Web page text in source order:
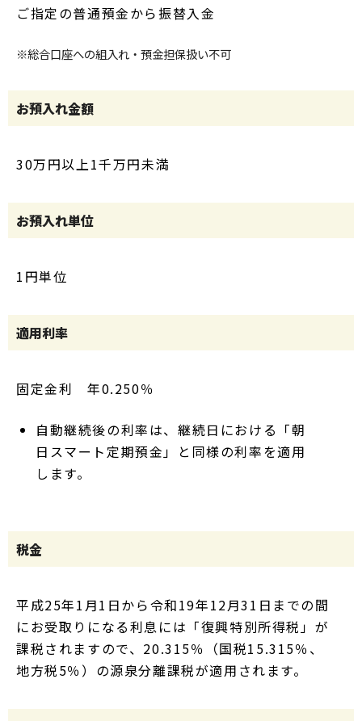
ご指定の普通預金から振替入金
※総合口座への組入れ・預金担保扱い不可
お預入れ金額
30万円以上1千万円未満
お預入れ単位
1円単位
適用利率
固定金利 年0.250％
自動継続後の利率は、継続日における「朝
日スマート定期預金」と同様の利率を適用
します。
税金
平成25年1月1日から令和19年12月31日までの間
にお受取りになる利息には「復興特別所得税」が
課税されますので、20.315％（国税15.315％、
地方税5％）の源泉分離課税が適用されます。